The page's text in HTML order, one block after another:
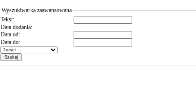
Wyszukiwarka zaawansowana
Tekst:
Data dodania:
Data od:
Data do: